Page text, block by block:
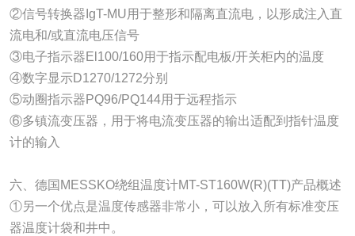
②信号转换器IgT-MU用于整形和隔离直流电，以形成注入直
流电和/或直流电压信号
③电子指示器El100/160用于指示配电板/开关柜内的温度
④数字显示D1270/1272分别
⑤动圈指示器PQ96/PQ144用于远程指示
⑥多镇流变压器，用于将电流变压器的输出适配到指针温度
计的输入
六、德国MESSKO绕组温度计MT-ST160W(R)(TT)产品概述
①另一个优点是温度传感器非常小，可以放入所有标准变压
器温度计袋和井中。